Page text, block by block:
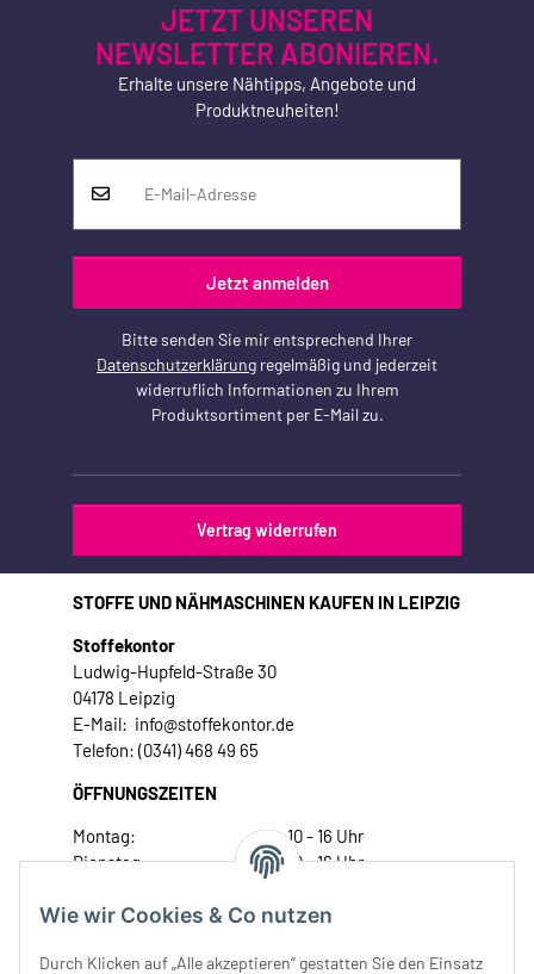
Wie wir Cookies & Co nutzen
Durch Klicken auf „Alle akzeptieren“ gestatten Sie den Einsatz
JETZT UNSEREN
NEWSLETTER ABONIEREN.
Erhalte unsere Nähtipps, Angebote und
Produktneuheiten!
Jetzt anmelden
Bitte senden Sie mir entsprechend Ihrer
Datenschutzerklärung regelmäßig und jederzeit
widerruflich Informationen zu Ihrem
Produktsortiment per E-Mail zu.
Vertrag widerrufen
STOFFE UND NÄHMASCHINEN KAUFEN IN LEIPZIG
Stoffekontor
Ludwig-Hupfeld-Straße 30
04178 Leipzig
E-Mail: info@stoffekontor.de
Telefon: (0341) 468 49 65
ÖFFNUNGSZEITEN
Montag:
10 - 16 Uhr
Dienstag:
10 - 16 Uhr
Donnerstag:
10 - 18 Uhr
Samstag:
10 - 14 Uhr